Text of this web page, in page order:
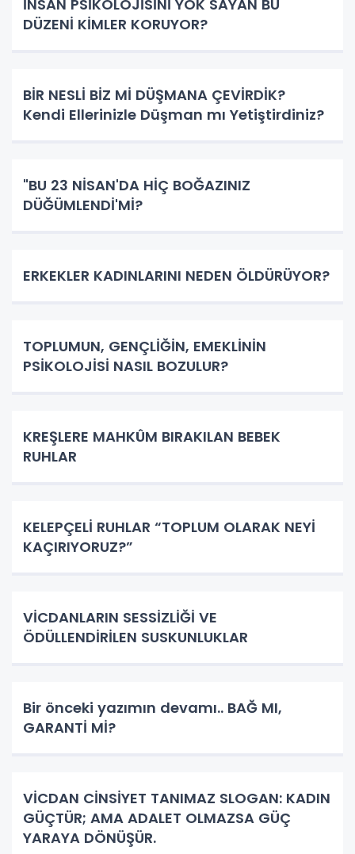
İNSAN PSİKOLOJİSİNİ YOK SAYAN BU
DÜZENİ KİMLER KORUYOR?
BİR NESLİ BİZ Mİ DÜŞMANA ÇEVİRDİK?
Kendi Ellerinizle Düşman mı Yetiştirdiniz?
"BU 23 NİSAN'DA HİÇ BOĞAZINIZ
DÜĞÜMLENDİ'Mİ?
ERKEKLER KADINLARINI NEDEN ÖLDÜRÜYOR?
TOPLUMUN, GENÇLİĞİN, EMEKLİNİN
PSİKOLOJİSİ NASIL BOZULUR?
KREŞLERE MAHKÛM BIRAKILAN BEBEK
RUHLAR
KELEPÇELİ RUHLAR “TOPLUM OLARAK NEYİ
KAÇIRIYORUZ?”
VİCDANLARIN SESSİZLİĞİ VE
ÖDÜLLENDİRİLEN SUSKUNLUKLAR
Bir önceki yazımın devamı.. BAĞ MI,
GARANTİ Mİ?
VİCDAN CİNSİYET TANIMAZ SLOGAN: KADIN
GÜÇTÜR; AMA ADALET OLMAZSA GÜÇ
YARAYA DÖNÜŞÜR.